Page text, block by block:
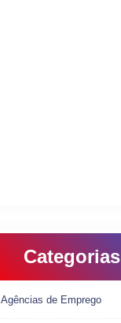
Categorias
Agências de Emprego